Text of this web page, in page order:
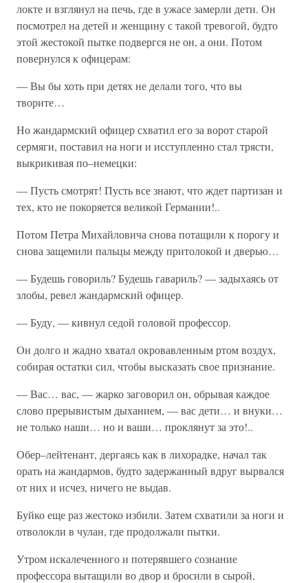
локте и взглянул на печь, где в ужасе замерли дети. Он
посмотрел на детей и женщину с такой тревогой, будто
этой жестокой пытке подвергся не он, а они. Потом
повернулся к офицерам:
— Вы бы хоть при детях не делали того, что вы
творите…
Но жандармский офицер схватил его за ворот старой
сермяги, поставил на ноги и исступленно стал трясти,
выкрикивая по–немецки:
— Пусть смотрят! Пусть все знают, что ждет партизан и
тех, кто не покоряется великой Германии!..
Потом Петра Михайловича снова потащили к порогу и
снова защемили пальцы между притолокой и дверью…
— Будешь говориль? Будешь гавариль? — задыхаясь от
злобы, ревел жандармский офицер.
— Буду, — кивнул седой головой профессор.
Он долго и жадно хватал окровавленным ртом воздух,
собирая остатки сил, чтобы высказать свое признание.
— Вас… вас, — жарко заговорил он, обрывая каждое
слово прерывистым дыханием, — вас дети… и внуки…
не только наши… но и ваши… проклянут за это!..
Обер–лейтенант, дергаясь как в лихорадке, начал так
орать на жандармов, будто задержанный вдруг вырвался
от них и исчез, ничего не выдав.
Буйко еще раз жестоко избили. Затем схватили за ноги и
отволокли в чулан, где продолжали пытки.
Утром искалеченного и потерявшего сознание
профессора вытащили во двор и бросили в сырой,